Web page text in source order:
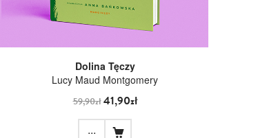
Dolina Tęczy
Lucy Maud Montgomery
59,90zł41,90zł
...